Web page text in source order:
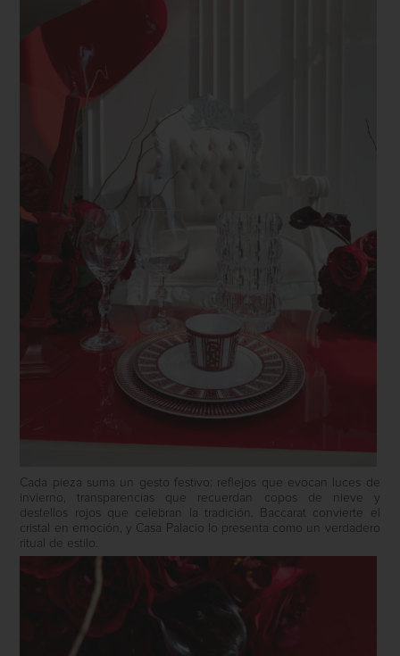
Cada pieza suma un gesto festivo: reflejos que evocan luces de
invierno, transparencias que recuerdan copos de nieve y
destellos rojos que celebran la tradición. Baccarat convierte el
cristal en emoción, y Casa Palacio lo presenta como un verdadero
ritual de estilo.